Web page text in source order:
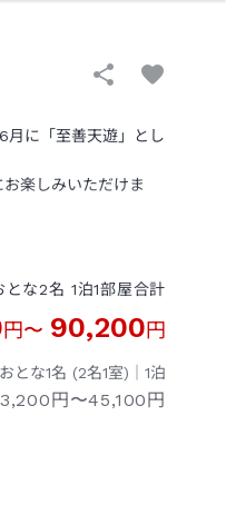
月に「至善天遊」とし
楽しみいただけま
とな2名 1泊1部屋合計
円〜 90,200円
おとな1名 (2名1室)｜ 1泊
円〜45,100円